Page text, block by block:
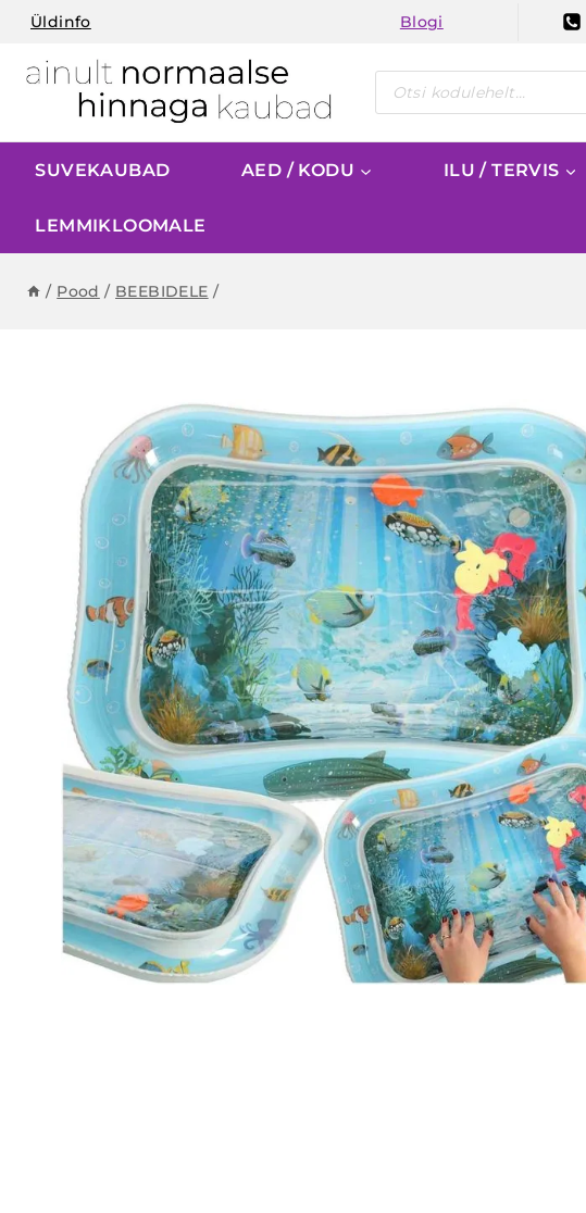
Skip
content
Üldinfo Blogi
Products
search
SUVEKAUBAD AED / KODU ILU / TERVIS
LEMMIKLOOMALE
/ Pood / BEEBIDELE /